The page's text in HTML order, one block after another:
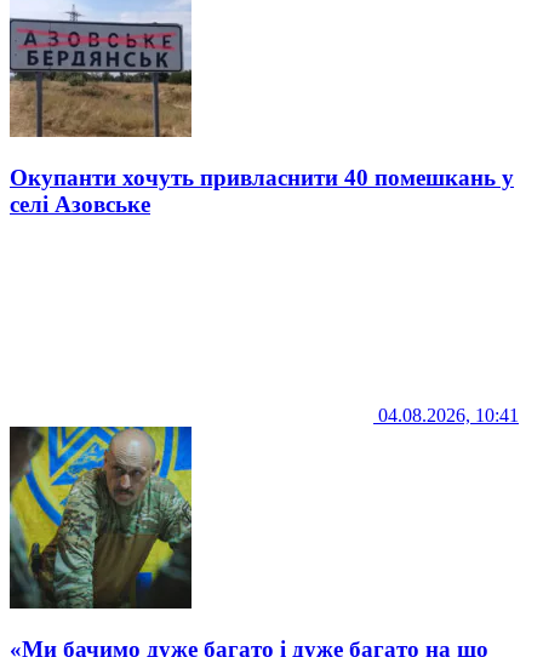
Окупанти хочуть привласнити 40 помешкань у
селі Азовське
04.08.2026, 10:41
«Ми бачимо дуже багато і дуже багато на що